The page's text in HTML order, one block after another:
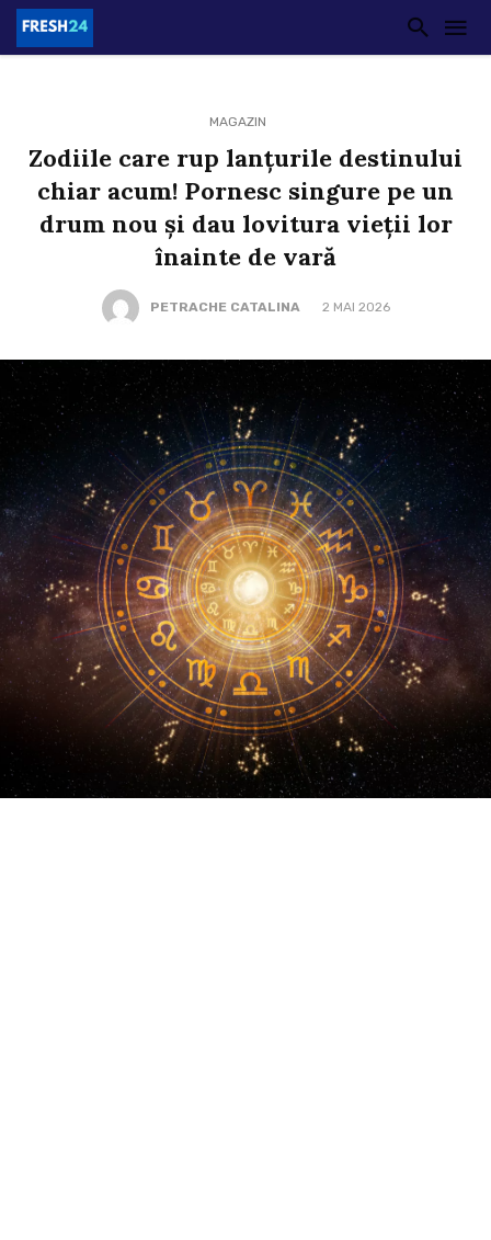
MAGAZIN
Zodiile care rup lanțurile destinului
chiar acum! Pornesc singure pe un
drum nou și dau lovitura vieții lor
înainte de vară
PETRACHE CATALINA 2 MAI 2026